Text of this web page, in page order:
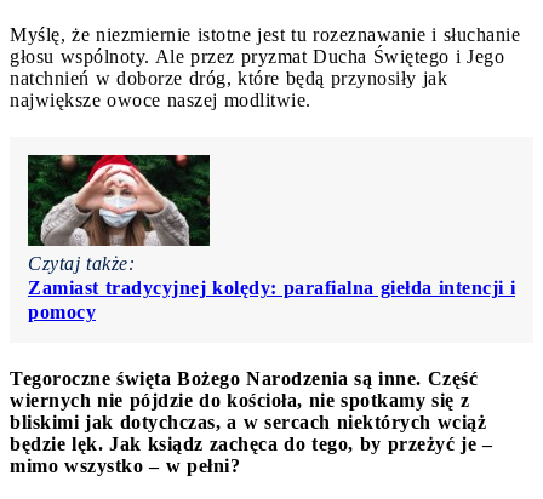
Myślę, że niezmiernie istotne jest tu rozeznawanie i słuchanie
głosu wspólnoty. Ale przez pryzmat Ducha Świętego i Jego
natchnień w doborze dróg, które będą przynosiły jak
największe owoce naszej modlitwie.
Czytaj także:
Zamiast tradycyjnej kolędy: parafialna giełda intencji i
pomocy
Tegoroczne święta Bożego Narodzenia są inne. Część
wiernych nie pójdzie do kościoła, nie spotkamy się z
bliskimi jak dotychczas, a w sercach niektórych wciąż
będzie lęk. Jak ksiądz zachęca do tego, by przeżyć je –
mimo wszystko – w pełni?